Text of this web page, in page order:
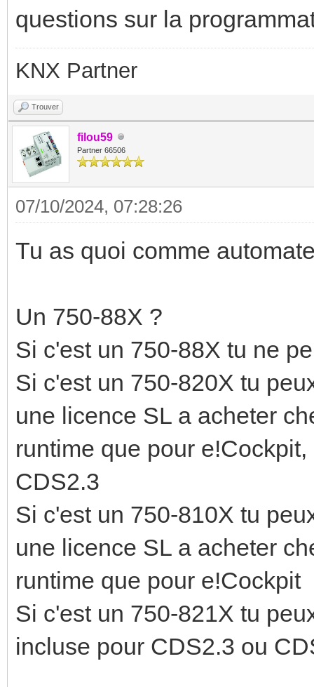
questions sur la
KNX Partner
Trouver
filou59
Partner 66506
07/10/2024, 07:28:26
Tu as quoi comme
Un 750-88X ?
Si c'est un 750-88X tu ne
Si c'est un 750-820X tu
une licence SL a acheter
runtime que pour
CDS2.3
Si c'est un 750-810X tu
une licence SL a acheter
runtime que pour e!Cockpit
Si c'est un 750-821X tu
incluse pour CDS2.3 ou